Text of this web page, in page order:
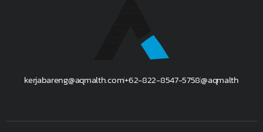
kerjabareng@aqmalth.com+62-822-8547-5758@aqmalth